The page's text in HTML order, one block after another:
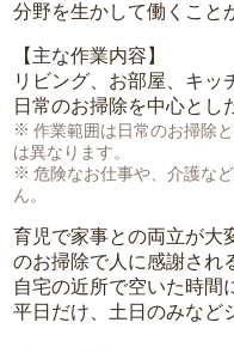
分野を生かして働くこと
【主な作業内容】
リビング、お部屋、キッ
日常のお掃除を中心とし
作業範囲は日常のお掃除
は異なります。
危険なお仕事や、介護な
ん。
育児で家事との両立が大
のお掃除で人に感謝され
自宅の近所で空いた時間
平日だけ、土日のみなど